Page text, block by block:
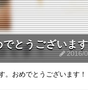
とうございま
2016/
。おめでとうございます！